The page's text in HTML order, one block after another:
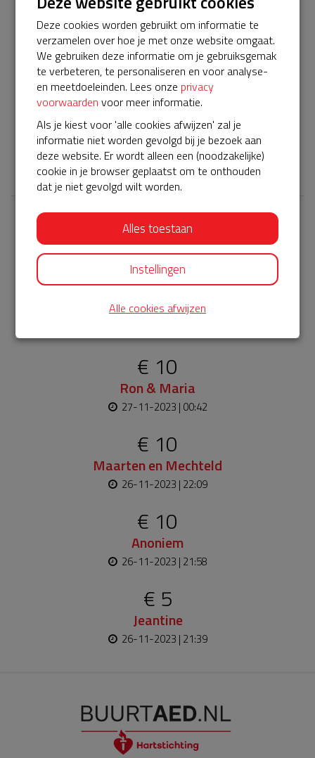
hangt op het Hout 99.
Het servicepakket was 5 jaar geldig en verloopt bijna en
moet worden verlengd. Alleen dan blijft de AED
gebruiksklaar.
De verlenging van een pakket is €575 en dankzij het Unive
Buurtfonds krijgen wij €200 als eerste bijdrage. Er bijft dus
voor ons als buurt nog een bedrag van €375 over.
Helpen jullie mee middels een donatie?
𝕏
Laatste donaties
Bekijk alle
€ 20
Otto & Iza
€ 10
Ron & Maria
27-11-2023 | 00:42
€ 10
Maarten en Mechteld
26-11-2023 | 22:09
€ 10
Anoniem
26-11-2023 | 21:58
€ 5
Jeantine
26-11-2023 | 21:39
Deze cookies worden gebruikt om informatie te
verzamelen over hoe je met onze website omgaat.
We gebruiken deze informatie om je gebruiksgemak
te verbeteren, te personaliseren en voor analyse-
en meetdoeleinden. Lees onze privacy
voorwaarden voor meer informatie.
Als je kiest voor 'alle cookies afwijzen' zal je
informatie niet worden gevolgd bij je bezoek aan
deze website. Er wordt alleen een (noodzakelijke)
cookie in je browser geplaatst om te onthouden
dat je niet gevolgd wilt worden.
Alles toestaan
Instellingen
Alle cookies afwijzen